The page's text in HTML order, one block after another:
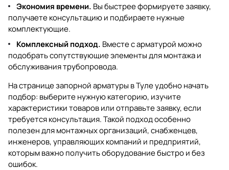
Экономия времени. Вы быстрее формируете заявку,
получаете консультацию и подбираете нужные
комплектующие.
Комплексный подход. Вместе с арматурой можно
подобрать сопутствующие элементы для монтажа и
обслуживания трубопровода.
На страницезапорной арматуры в Тулеудобно начать
подбор: выберите нужную категорию, изучите
характеристики товаров или отправьте заявку, если
требуется консультация. Такой подход особенно
полезен для монтажных организаций, снабженцев,
инженеров, управляющих компаний и предприятий,
которым важно получить оборудование быстро и без
ошибок.